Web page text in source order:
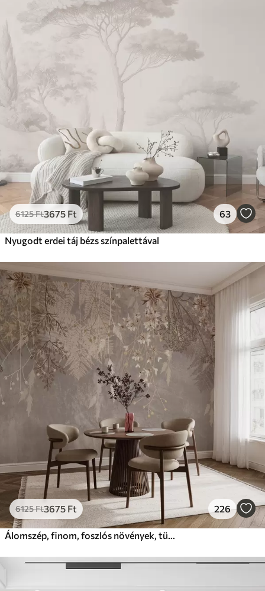
6125Ft3675 Ft 63
Nyugodt erdei táj bézs színpalettával
6125Ft3675 Ft 226